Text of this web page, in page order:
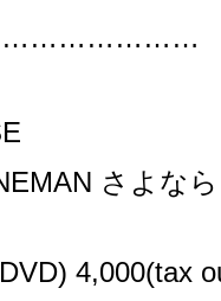
さよなら
4,000(tax